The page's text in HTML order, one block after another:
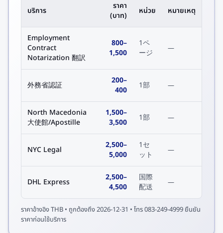
บริการ
ราคา
(บาท)
หน่วย หมายเหตุ
Employment
Contract
Notarization 翻訳
800–
1,500
1ペ
ージ
—
外務省認証 200–
400
1部 —
North Macedonia
大使館/Apostille
1,500–
3,500
1部 —
NYC Legal 2,500–
5,000
1セ
ット
—
DHL Express 2,500–
4,500
国際
配送
—
ราคาอ้างอิงTHB • ถูกต้องถึง2026-12-31 • โทร 083-249-4999 ยืนยัน
ราคาก่อนใช้บริการ